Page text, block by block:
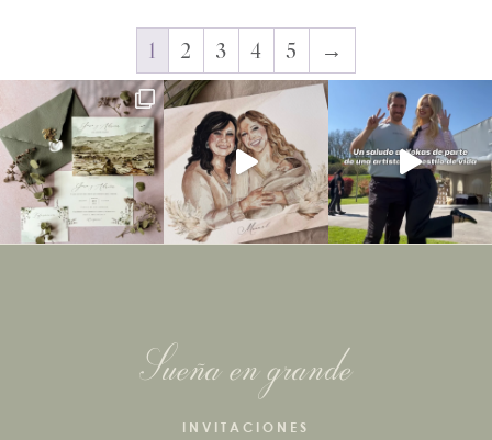
1 2 3 4 5 →
Sueña en grande
INVITACIONES